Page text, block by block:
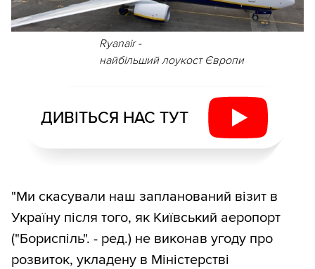
Ryanair -
найбільший лоукост Європи
ДИВІТЬСЯ НАС ТУТ
"Ми скасували наш запланований візит в
Україну після того, як Київський аеропорт
("Бориспіль". - ред.) не виконав угоду про
розвиток, укладену в Міністерстві